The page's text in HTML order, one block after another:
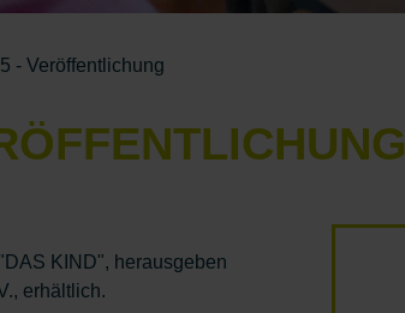
- Veröffentlichung
KIND", herausgeben
erhältlich.